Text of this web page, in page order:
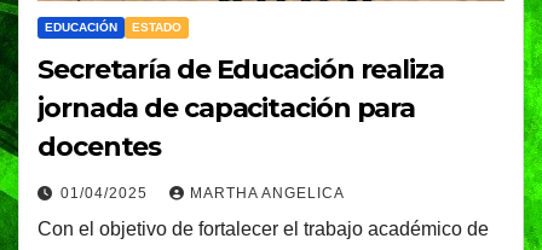
EDUCACIÓN ESTADO
Secretaría de Educación realiza
jornada de capacitación para
docentes
01/04/2025 MARTHA ANGELICA
Con el objetivo de fortalecer el trabajo académico de